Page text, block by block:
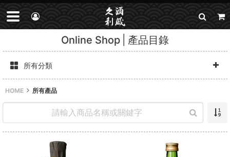
Online Shop 產品目錄
所有分類
HOME 所有產品